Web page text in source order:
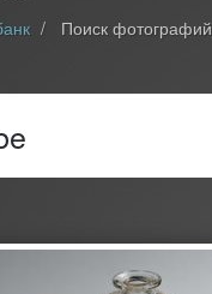
Поиск фотографий